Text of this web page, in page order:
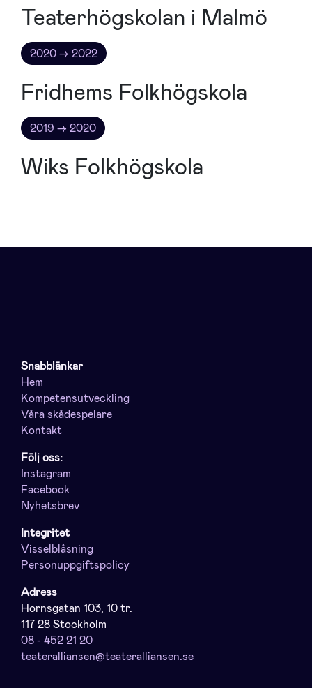
Teaterhögskolan i Malmö
2020 → 2022
Fridhems Folkhögskola
2019 → 2020
Wiks Folkhögskola
Snabblänkar
Hem
Kompetensutveckling
Våra skådespelare
Kontakt
Följ oss:
Instagram
Facebook
Nyhetsbrev
Integritet
Visselblåsning
Personuppgiftspolicy
Adress
Hornsgatan 103, 10 tr.
117 28 Stockholm
08 - 452 21 20
teateralliansen@teateralliansen.se